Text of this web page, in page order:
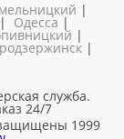
|
| Одесса |
|
|
служба.
24/7
1999